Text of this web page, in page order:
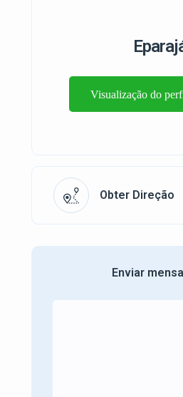
Visualização do
Obter Direção
Enviar